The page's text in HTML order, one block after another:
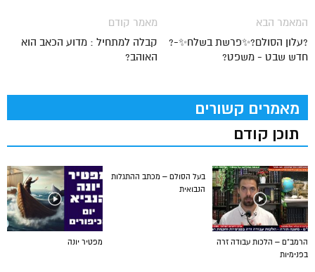
מאמר קודם
קבלה למתחיל : מדוע הכאב הוא
האוהב?
המאמר הבא
?עלון הסולם?✨פרשת בשלח✨-?
חדש שבט - משפט?
מאמרים קשורים
תוכן קודם
מפטיר יונה
בעל הסולם – מכתב ההתגלות
הנבואית
הרמב”ם – הלכות עבודה זרה
בפנימיות